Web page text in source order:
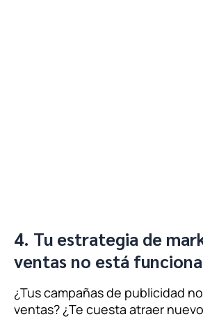
4. Tu estrategia de
ventas no está
¿Tus campañas de publicidad
ventas? ¿Te cuesta atraer